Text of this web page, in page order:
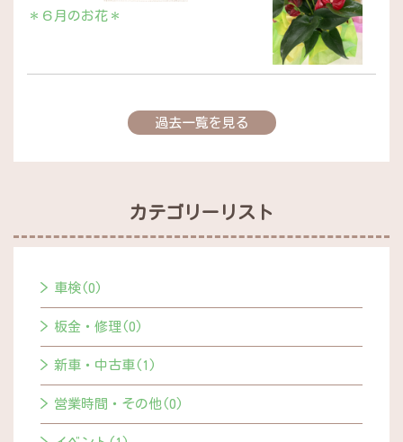
＊６月のお花＊
過去一覧を見る
カテゴリーリスト
車検(0)
板金・修理(0)
新車・中古車(1)
営業時間・その他(0)